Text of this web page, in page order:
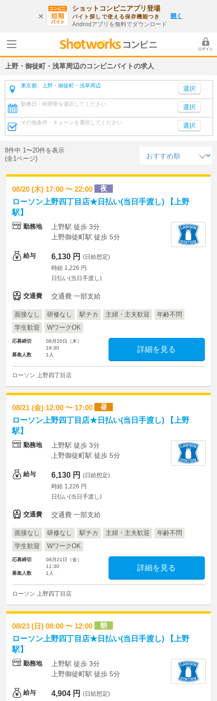
ショットコンビニアプリ登場
バイト探しで使える保存機能つき
Androdアプリを無料でダウンロード
開く
上野・御徒町・浅草周辺のコンビニバイトの求人
東京都、上野・御徒町・浅草周辺
勤務日・時間帯を選択してください 選択
その他条件・チェーンを選択してください 選択
8件中 1〜20件を表示
(全1ページ)
08/20 (木) 17:00 〜 22:00 夜
ローソン上野四丁目店★日払い(当日手渡し) 【上野
駅】
勤務地
上野駅 徒歩 3分
上野御徒町駅 徒歩 5分
給与 6,130 円 (日給想定)
時給 1,226 円
日払い(当日手渡し)
交通費 交通費 一部支給
面接なし 研修なし 駅チカ 主婦・主夫歓迎
年齢不問
学生歓迎
WワークOK
応募締切
08月20日（木）
16:30
募集人数
1人
詳細を見る
ローソン 上野四丁目店
08/21 (金) 12:00 〜 17:00 昼
ローソン上野四丁目店★日払い(当日手渡し) 【上野
駅】
勤務地
上野駅 徒歩 3分
上野御徒町駅 徒歩 5分
給与 6,130 円 (日給想定)
時給 1,226 円
日払い(当日手渡し)
交通費 交通費 一部支給
面接なし 研修なし 駅チカ 主婦・主夫歓迎
年齢不問
学生歓迎
WワークOK
応募締切
08月21日（金）
11:30
募集人数
1人
詳細を見る
ローソン 上野四丁目店
08/23 (日) 08:00 〜 12:00 朝
ローソン上野四丁目店★日払い(当日手渡し) 【上野
駅】
勤務地
上野駅 徒歩 3分
上野御徒町駅 徒歩 5分
給与 4,904 円 (日給想定)